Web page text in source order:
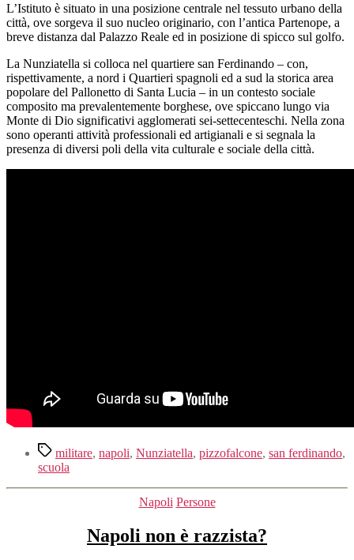
L’Istituto è situato in una posizione centrale nel tessuto urbano della
città, ove sorgeva il suo nucleo originario, con l’antica Partenope, a
breve distanza dal Palazzo Reale ed in posizione di spicco sul golfo.
La Nunziatella si colloca nel quartiere san Ferdinando – con,
rispettivamente, a nord i Quartieri spagnoli ed a sud la storica area
popolare del Pallonetto di Santa Lucia – in un contesto sociale
composito ma prevalentemente borghese, ove spiccano lungo via
Monte di Dio significativi agglomerati sei-settecenteschi. ​Nella zona
sono operanti attività professionali ed artigianali e si segnala la
presenza di diversi poli della vita culturale e sociale della città.
Tagmilitare, napoli, Nunziatella, pizzofalcone, san ferdinando,
scuola
Categorie
Napoli Persone
Napoli non è razzista?